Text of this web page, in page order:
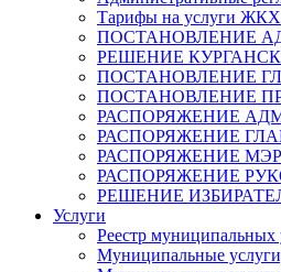
Тарифы на услуги ЖКХ
ПОСТАНОВЛЕНИЕ
РЕШЕНИЕ
ПОСТАНОВЛЕНИЕ
ПОСТАНОВЛЕНИЕ
РАСПОРЯЖЕНИЕ
РАСПОРЯЖЕНИЕ
РАСПОРЯЖЕНИЕ
РАСПОРЯЖЕНИЕ
РЕШЕНИЕ
Услуги
Реестр муниципальных
Муниципальные